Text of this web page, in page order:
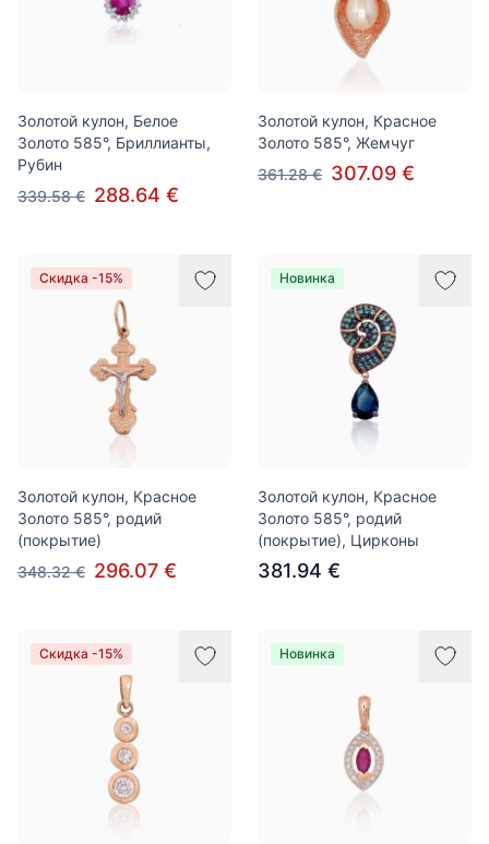
Золотой кулон, Белое
Золото 585°, Бриллианты,
Рубин
339.58 € 288.64 €
Золотой кулон, Красное
Золото 585°, Жемчуг
361.28 € 307.09 €
Скидка -15%
Золотой кулон, Красное
Золото 585°, родий
(покрытие)
348.32 € 296.07 €
Новинка
Золотой кулон, Красное
Золото 585°, родий
(покрытие), Цирконы
381.94 €
Скидка -15% Новинка